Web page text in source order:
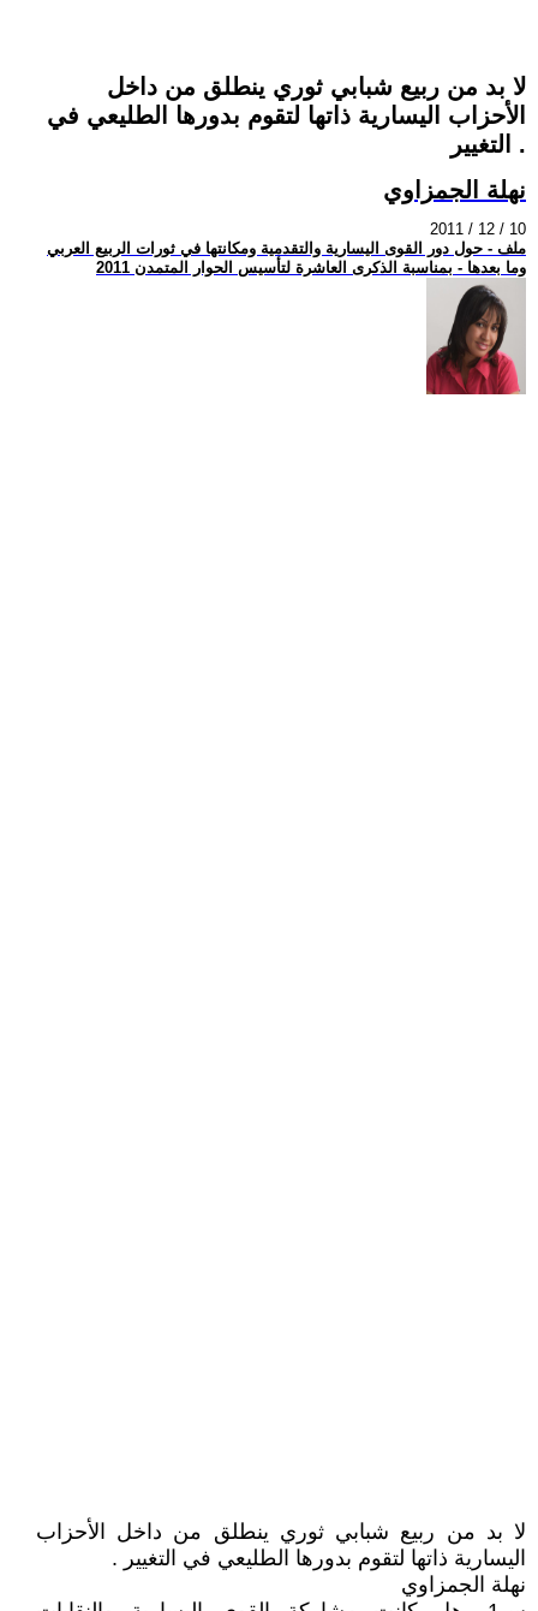
لا بد من ربيع شبابي ثوري ينطلق من داخل
الأحزاب اليسارية ذاتها لتقوم بدورها الطليعي في
التغيير .
نهلة الجمزاوي
2011 / 12 / 10
ملف - حول دور القوى اليسارية والتقدمية ومكانتها في ثورات الربيع العربي
وما بعدها - بمناسبة الذكرى العاشرة لتأسيس الحوار المتمدن 2011
لا بد من ربيع شبابي ثوري ينطلق من داخل الأحزاب
اليسارية ذاتها لتقوم بدورها الطليعي في التغيير .
نهلة الجمزاوي